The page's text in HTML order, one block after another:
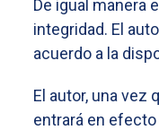
De igual manera
integridad. El
acuerdo a la
El autor, una vez
entrará en